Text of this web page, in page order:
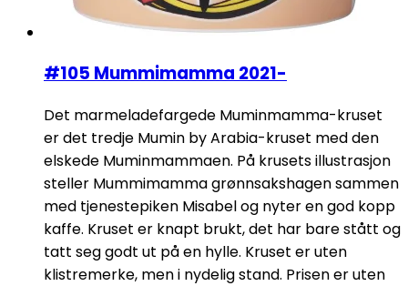
#105 Mummimamma 2021-
Det marmeladefargede Muminmamma-kruset
er det tredje Mumin by Arabia-kruset med den
elskede Muminmammaen. På krusets illustrasjon
steller Mummimamma grønnsakshagen sammen
med tjenestepiken Misabel og nyter en god kopp
kaffe. Kruset er knapt brukt, det har bare stått og
tatt seg godt ut på en hylle. Kruset er uten
klistremerke, men i nydelig stand. Prisen er uten